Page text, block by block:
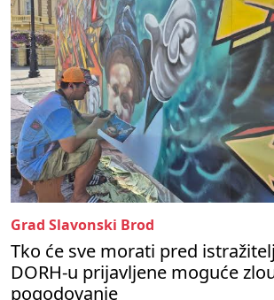
Grad Slavonski Brod
Tko će sve morati pred
DORH-u prijavljene moguće
pogodovanje